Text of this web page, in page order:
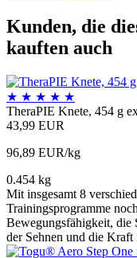
Kunden, die
kauften auch
★ ★ ★ ★ ★
TheraPIE Knete, 454 g
43,99 EUR
96,89 EUR/kg
0.454 kg
Mit insgesamt 8
Trainingsprogramme
Bewegungsfähigkeit, die
der Sehnen und die